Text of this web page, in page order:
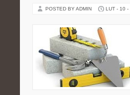
POSTED BY ADMIN LUT - 10 -